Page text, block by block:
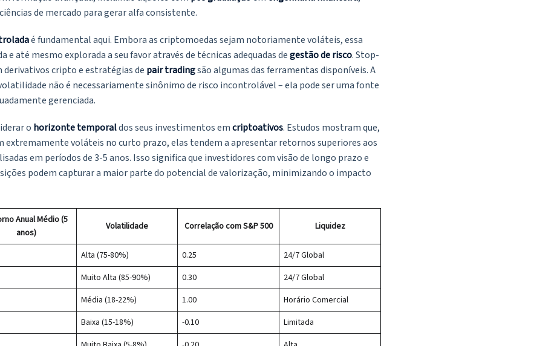
de mercado para gerar alfa consistente.
é fundamental aqui. Embora as criptomoedas sejam notoriamente voláteis, essa
e até mesmo explorada a seu favor através de técnicas adequadas degestão de risco. Stop-
derivativos cripto e estratégias de pair tradingsão algumas das ferramentas disponíveis. A
não é necessariamente sinônimo de risco incontrolável – ela pode ser uma fonte
gerenciada.
o horizonte temporaldos seus investimentos emcriptoativos. Estudos mostram que,
extremamente voláteis no curto prazo, elas tendem a apresentar retornos superiores aos
em períodos de 3-5 anos. Isso significa que investidores com visão de longo prazo e
podem capturar a maior parte do potencial de valorização, minimizando o impacto
Anual Médio (5
anos)
Volatilidade Correlação com S&P 500 Liquidez
Alta (75-80%) 0.25
24/7 Global
Muito Alta (85-90%) 0.30
24/7 Global
Média (18-22%) 1.00
Horário Comercial
Baixa (15-18%) -0.10
Limitada